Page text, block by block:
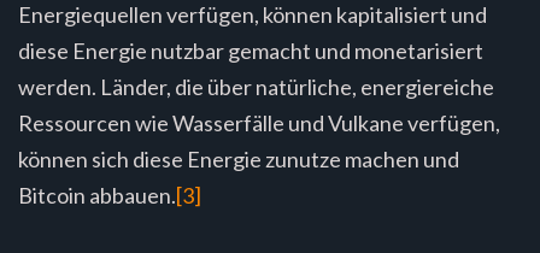
Energiequellen verfügen, können kapitalisiert und
diese Energie nutzbar gemacht und monetarisiert
werden. Länder, die über natürliche, energiereiche
Ressourcen wie Wasserfälle und Vulkane verfügen,
können sich diese Energie zunutze machen und
Bitcoin abbauen.[3]